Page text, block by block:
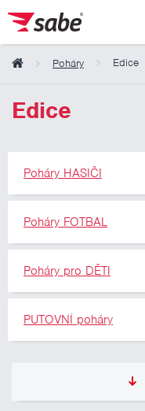
Poháry Edice
Edice
Poháry HASIČI
Poháry FOTBAL
Poháry pro DĚTI
PUTOVNÍ poháry
Obsah košíku